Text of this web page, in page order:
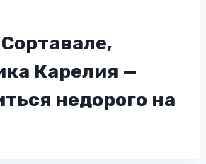
Карелия —
недорого на